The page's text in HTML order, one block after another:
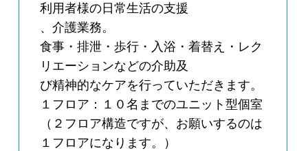
利用者様の日常生活の支援
、介護業務。
食事・排泄・歩行・入浴・着替え・レク
リエーションなどの介助及
び精神的なケアを行っていただきます。
１フロア：１０名までのユニット型個室
（２フロア構造ですが、お願いするのは
１フロアになります。）